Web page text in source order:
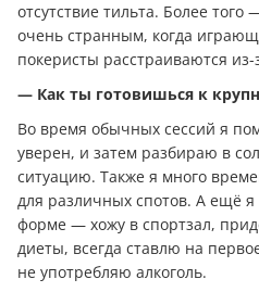
отсутствие тильта. Более
очень странным, когда
покеристы расстраиваются
— Как ты готовишься к
Во время обычных сессий я
уверен, и затем разбираю в
ситуацию. Также я много
для различных спотов. А ещё я
форме — хожу в спортзал,
диеты, всегда ставлю на
не употребляю алкоголь.